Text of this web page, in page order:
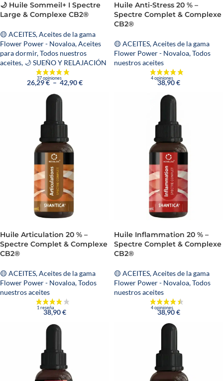
457 avis
🌙 Huile Sommeil+ I Spectre
Large & Complexe CB2®
🟡 ACEITES,Aceites de la gama
Flower Power - Novaloa,Aceites
para dormir,Todos nuestros
aceites, 🌙 SUEÑO Y RELAJACIÓN
26,29€– 42,90€
Huile Anti-Stress 20 % –
Spectre Complet & Complexe
CB2®
🟡 ACEITES,Aceites de la gama
Flower Power - Novaloa,Todos
nuestros aceites
38,90€
Huile Articulation 20 % –
Spectre Complet & Complexe
CB2®
🟡 ACEITES,Aceites de la gama
Flower Power - Novaloa,Todos
nuestros aceites
38,90€
Huile Inflammation 20 % –
Spectre Complet & Complexe
CB2®
🟡 ACEITES,Aceites de la gama
Flower Power - Novaloa,Todos
nuestros aceites
38,90€